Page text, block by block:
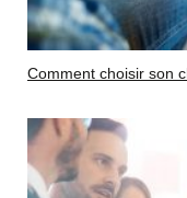
Comment choisir son